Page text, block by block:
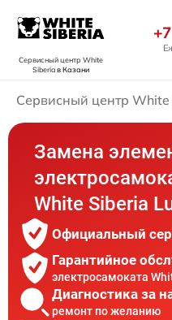
Сервисный центр White
Siberiaв Казани
Сервисный центр White
Замена
White Siberia
Официальный
Гарантийное
электросамоката
Диагностика за
ремонт по желанию